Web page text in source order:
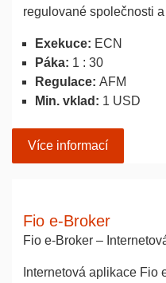
Více informací
regulované společnosti
Exekuce: ECN
Páka: 1 : 30
Regulace: AFM
Min. vklad: 1 USD
Fio e-Broker
Fio e-Broker –
Internetová aplikace Fio